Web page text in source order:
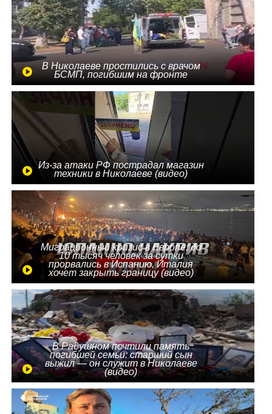
В Николаеве простились с врачом
БСМП, погибшим на фронте
Из-за атаки РФ пострадал магазин
техники в Николаеве (видео)
Миграционный кризис в Европе: до
10 тысяч человек за сутки
прорвались в Испанию, Италия
хочет закрыть границу (видео)
В Радушном почтили память
погибшей семьи: старший сын
выжил — он служит в Николаеве
(видео)